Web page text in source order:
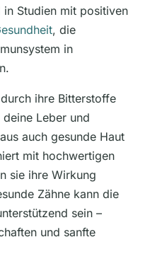
Studien mit positiven
, die
in
ihre Bitterstoffe
Leber und
auch gesunde Haut
mit hochwertigen
sie ihre Wirkung
Zähne kann die
sein –
und sanfte